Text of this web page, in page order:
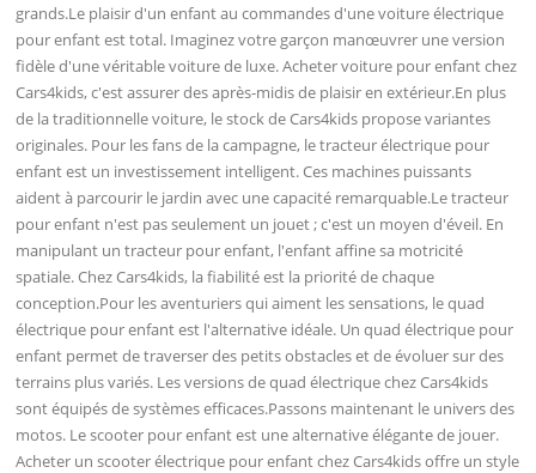
grands.Le plaisir d'un enfant au commandes d'une voiture électrique
pour enfant est total. Imaginez votre garçon manœuvrer une version
fidèle d'une véritable voiture de luxe. Acheter voiture pour enfant chez
Cars4kids, c'est assurer des après-midis de plaisir en extérieur.En plus
de la traditionnelle voiture, le stock de Cars4kids propose variantes
originales. Pour les fans de la campagne, le tracteur électrique pour
enfant est un investissement intelligent. Ces machines puissants
aident à parcourir le jardin avec une capacité remarquable.Le tracteur
pour enfant n'est pas seulement un jouet ; c'est un moyen d'éveil. En
manipulant un tracteur pour enfant, l'enfant affine sa motricité
spatiale. Chez Cars4kids, la fiabilité est la priorité de chaque
conception.Pour les aventuriers qui aiment les sensations, le quad
électrique pour enfant est l'alternative idéale. Un quad électrique pour
enfant permet de traverser des petits obstacles et de évoluer sur des
terrains plus variés. Les versions de quad électrique chez Cars4kids
sont équipés de systèmes efficaces.Passons maintenant le univers des
motos. Le scooter pour enfant est une alternative élégante de jouer.
Acheter un scooter électrique pour enfant chez Cars4kids offre un style